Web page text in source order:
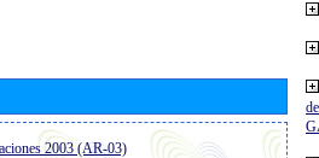
2003 (AR-03)